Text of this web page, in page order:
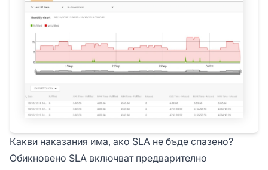
Какви наказания има, ако SLA не бъде спазено?
Обикновено SLA включват предварително